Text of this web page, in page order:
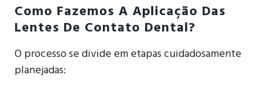
Como Fazemos A Aplicação Das
Lentes De Contato Dental?
O processo se divide em etapas cuidadosamente
planejadas: